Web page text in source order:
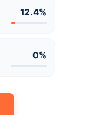
12.4%
0%